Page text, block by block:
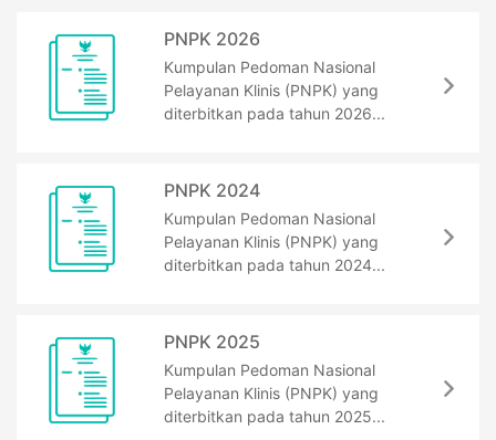
PNPK 2026
Kumpulan Pedoman Nasional
Pelayanan Klinis (PNPK) yang
diterbitkan pada tahun 2026...
PNPK 2024
Kumpulan Pedoman Nasional
Pelayanan Klinis (PNPK) yang
diterbitkan pada tahun 2024...
PNPK 2025
Kumpulan Pedoman Nasional
Pelayanan Klinis (PNPK) yang
diterbitkan pada tahun 2025...